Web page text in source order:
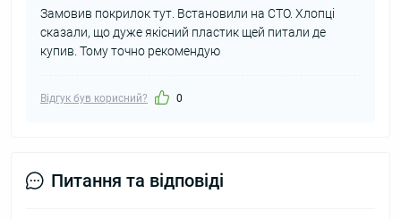
Замовив покрилок тут. Встановили на СТО. Хлопці
сказали, що дуже якісний пластик щей питали де
купив. Тому точно рекомендую
Відгук був корисний? 0
Питання та відповіді